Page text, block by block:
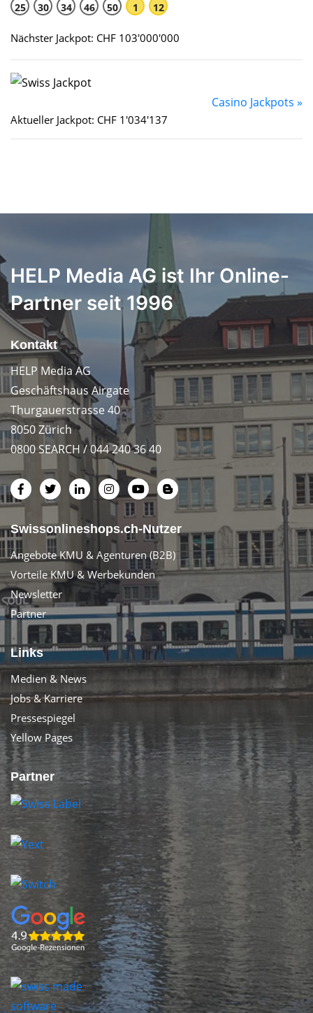
25 30 34 46 50 1 12
Nächster Jackpot: CHF 103'000'000
Casino Jackpots »
Aktueller Jackpot: CHF 1'034'137
HELP Media AG ist Ihr Online-
Partner seit 1996
Kontakt
HELP Media AG
Geschäftshaus Airgate
Thurgauerstrasse 40
8050 Zürich
0800 SEARCH / 044 240 36 40
Swissonlineshops.ch-Nutzer
Angebote KMU & Agenturen (B2B)
Vorteile KMU & Werbekunden
Newsletter
Partner
Links
Medien & News
Jobs & Karriere
Pressespiegel
Yellow Pages
Partner